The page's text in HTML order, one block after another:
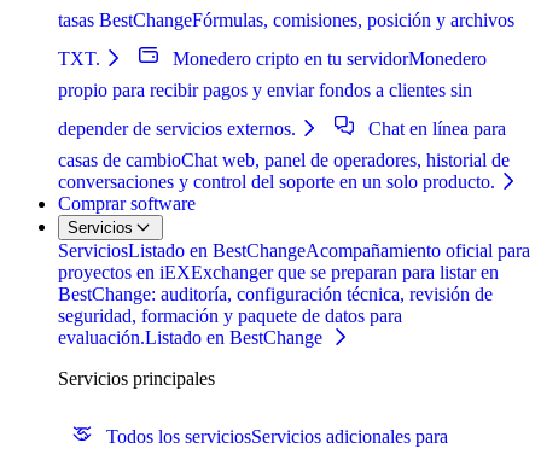
tasas BestChangeFórmulas, comisiones, posición y archivos
TXT.
Monedero cripto en tu servidorMonedero
propio para recibir pagos y enviar fondos a clientes sin
depender de servicios externos.
Chat en línea para
casas de cambioChat web, panel de operadores, historial de
conversaciones y control del soporte en un solo producto.
Comprar software
Servicios
ServiciosListado en BestChangeAcompañamiento oficial para
proyectos en iEXExchanger que se preparan para listar en
BestChange: auditoría, configuración técnica, revisión de
seguridad, formación y paquete de datos para
evaluación.Listado en BestChange
Servicios principales
Todos los serviciosServicios adicionales para